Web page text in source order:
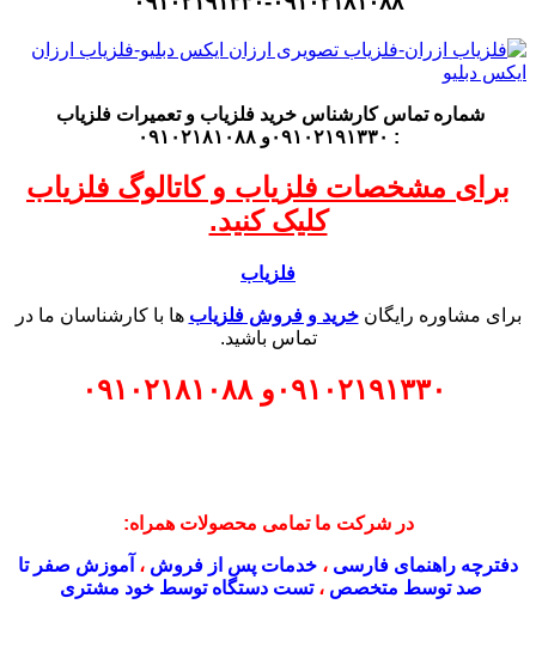
شماره تماس کارشناس خرید فلزیاب و تعمیرات فلزیاب
: ۰۹۱۰۲۱۹۱۳۳۰و ۰۹۱۰۲۱۸۱۰۸۸
برای مشخصات فلزیاب و کاتالوگ فلزیاب
کلیک کنید.
فلزیاب
برای مشاوره رایگانخرید و فروش فلزیاب ها با کارشناسان ما در
تماس باشید.
۰۹۱۰۲۱۹۱۳۳۰ و ۰۹۱۰۲۱۸۱۰۸۸
در شرکت ما تمامی محصولات همراه:
دفترچه راهنمای فارسی ، خدمات پس از فروش ، آموزش صفر تا
صد توسط متخصص ،تست دستگاه توسط خود مشتری